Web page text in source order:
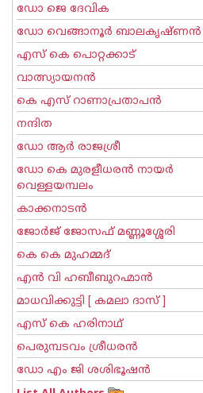
ഡോ ജെ ദേവിക
ഡോ വെങ്ങാനൂര്‍ ബാലകൃഷ്ണന്‍
എസ്‌ കെ പൊറ്റക്കാട്‌
വാത്സ്യായനന്‍
കെ എസ് റാണാപ്രതാപന്‍
നന്ദിത
ഡോ ആര്‍ രാജശ്രീ
ഡോ കെ മുരളീധരന്‍ നായര്‍
വെള്ളയമ്പലം
കാക്കനാടന്‍
ജോര്‍ജ് ജോസഫ് മണ്ണൂശ്ശേരി
കെ കെ മുഹമ്മദ്
എന്‍ വി ഹബീബുറഹ്മാന്‍
മാധവിക്കുട്ടി [ കമലാ ദാസ് ]
എസ് കെ ഹരിനാഥ്
പെരുമ്പടവം ശ്രീധര‌ന്‍
ഡോ എം ജി ശശിഭൂഷന്‍